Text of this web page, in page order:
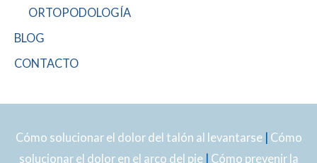
ORTOPODOLOGÍA
BLOG
CONTACTO
Cómo solucionar el dolor del talón al levantarse| Cómo
solucionar el dolor en el arco del pie| Cómo prevenir la